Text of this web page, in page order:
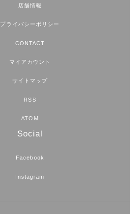
店舗情報
プライバシーポリシー
CONTACT
マイアカウント
サイトマップ
RSS
ATOM
Social
Facebook
Instagram